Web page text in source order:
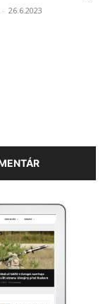
- 26.6.2023